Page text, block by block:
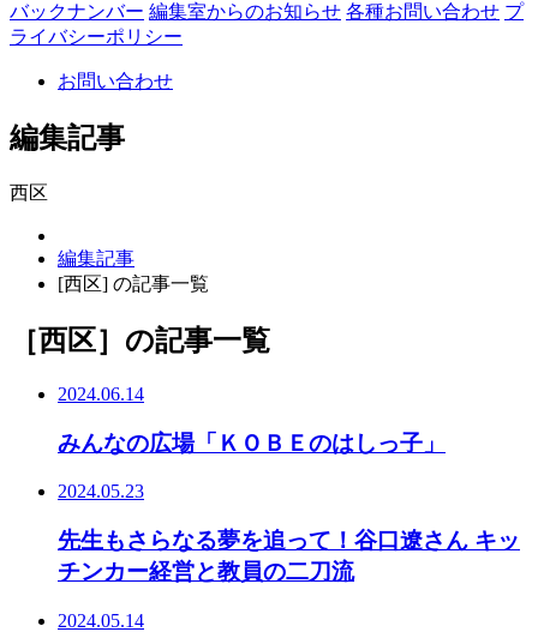
バックナンバー 編集室からのお知らせ 各種お問い合わせ プ
ライバシーポリシー
お問い合わせ
編集記事
西区
編集記事
[西区] の記事一覧
［西区］ の記事一覧
2024.06.14
みんなの広場「ＫＯＢＥのはしっ子」
2024.05.23
先生もさらなる夢を追って！谷口遼さん キッ
チンカー経営と教員の二刀流
2024.05.14